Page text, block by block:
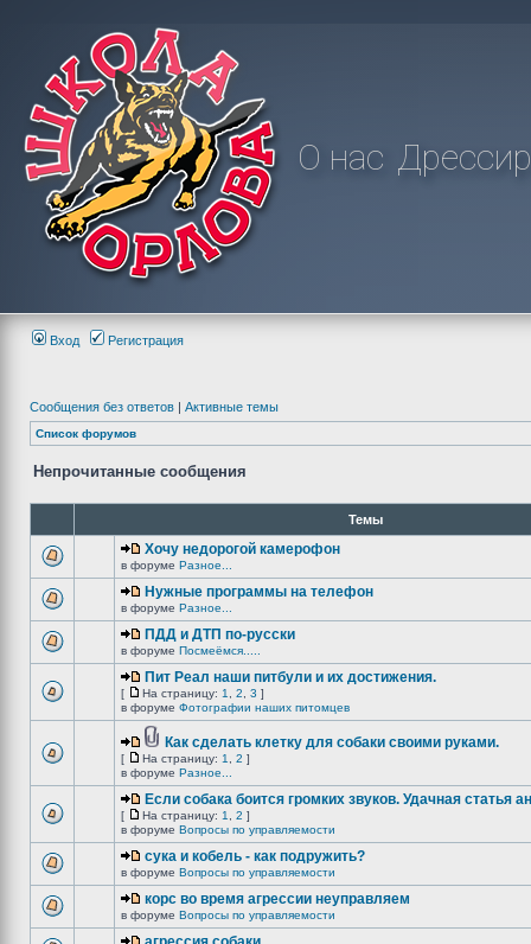
О нас
Вход Регистрация
Сообщения без ответов | Активные темы
Список форумов
Непрочитанные сообщения
Темы
Хочу недорогой камерофон
в форуме Разное...
Нужные программы на телефон
в форуме Разное...
ПДД и ДТП по-русски
в форуме Посмеёмся.....
Пит Реал наши питбули и их достижения.
[ На страницу: 1 2 3 ]
в форуме Фотографии наших питомцев
Как сделать клетку для собаки своими руками.
[ На страницу: 1 2 ]
в форуме Разное...
Если собака боится громких звуков. Удачная статья
[ На страницу: 1 2 ]
в форуме Вопросы по управляемости
сука и кобель - как подружить?
в форуме Вопросы по управляемости
корс во время агрессии неуправляем
в форуме Вопросы по управляемости